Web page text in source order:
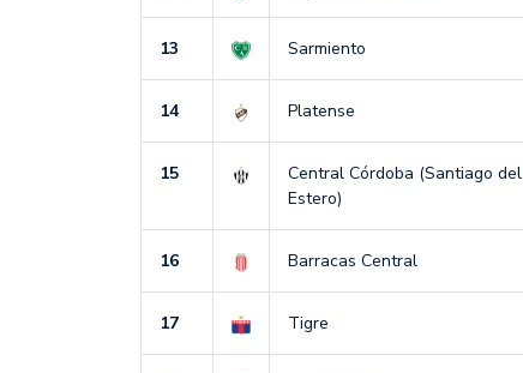
13 Sarmiento
14 Platense
15
Central Córdoba (Santiago del
Estero)
16 Barracas Central
17 Tigre